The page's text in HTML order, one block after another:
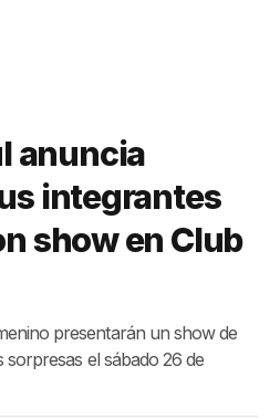
anuncia
integrantes
show en Club
presentarán un show de
sorpresas el sábado 26 de